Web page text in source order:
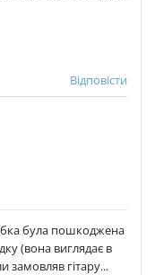
Відповісти
була пошкоджена
(вона виглядає в
замовляв гітару...